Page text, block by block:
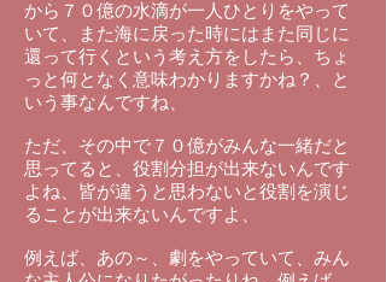
から７０億の水滴が一人ひとりをやって
いて、また海に戻った時にはまた同じに
還って行くという考え方をしたら、ちょ
っと何となく意味わかりますかね？、と
いう事なんですね、
ただ、その中で７０億がみんな一緒だと
思ってると、役割分担が出来ないんです
よね、皆が違うと思わないと役割を演じ
ることが出来ないんですよ、
例えば、あの～、劇をやっていて、みん